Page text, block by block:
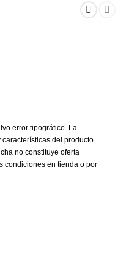
error tipográfico. La
del producto
no constituye oferta
condiciones en tienda o por